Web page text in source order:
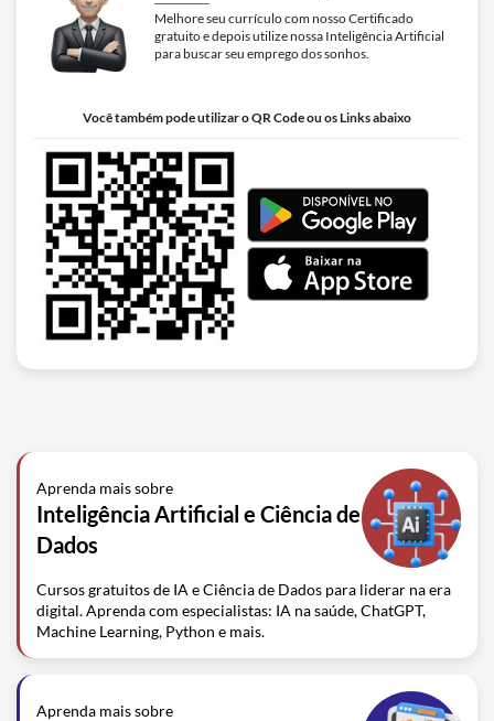
Melhore seu currículo com nosso Certificado
gratuito e depois utilize nossa Inteligência Artificial
para buscar seu emprego dos sonhos.
Você também pode utilizar o QR Code ou os Links abaixo
Aprenda mais sobre
Inteligência Artificial e Ciência de
Dados
Cursos gratuitos de IA e Ciência de Dados para liderar na era
digital. Aprenda com especialistas: IA na saúde, ChatGPT,
Machine Learning, Python e mais.
Aprenda mais sobre